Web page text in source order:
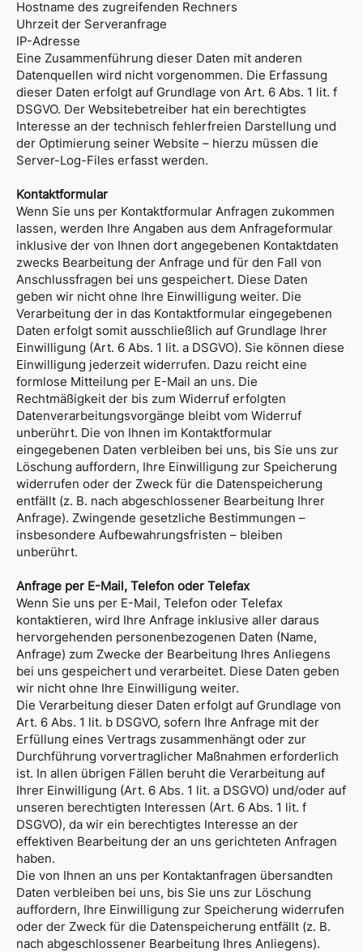
Hostname des zugreifenden Rechners
Uhrzeit der Serveranfrage
IP-Adresse
Eine Zusammenführung dieser Daten mit anderen
Datenquellen wird nicht vorgenommen. Die Erfassung
dieser Daten erfolgt auf Grundlage von Art. 6 Abs. 1 lit. f
DSGVO. Der Websitebetreiber hat ein berechtigtes
Interesse an der technisch fehlerfreien Darstellung und
der Optimierung seiner Website – hierzu müssen die
Server-Log-Files erfasst werden.
Kontaktformular
Wenn Sie uns per Kontaktformular Anfragen zukommen
lassen, werden Ihre Angaben aus dem Anfrageformular
inklusive der von Ihnen dort angegebenen Kontaktdaten
zwecks Bearbeitung der Anfrage und für den Fall von
Anschlussfragen bei uns gespeichert. Diese Daten
geben wir nicht ohne Ihre Einwilligung weiter. Die
Verarbeitung der in das Kontaktformular eingegebenen
Daten erfolgt somit ausschließlich auf Grundlage Ihrer
Einwilligung (Art. 6 Abs. 1 lit. a DSGVO). Sie können diese
Einwilligung jederzeit widerrufen. Dazu reicht eine
formlose Mitteilung per E-Mail an uns. Die
Rechtmäßigkeit der bis zum Widerruf erfolgten
Datenverarbeitungsvorgänge bleibt vom Widerruf
unberührt. Die von Ihnen im Kontaktformular
eingegebenen Daten verbleiben bei uns, bis Sie uns zur
Löschung auffordern, Ihre Einwilligung zur Speicherung
widerrufen oder der Zweck für die Datenspeicherung
entfällt (z. B. nach abgeschlossener Bearbeitung Ihrer
Anfrage). Zwingende gesetzliche Bestimmungen –
insbesondere Aufbewahrungsfristen – bleiben
unberührt.
Anfrage per E-Mail, Telefon oder Telefax
Wenn Sie uns per E-Mail, Telefon oder Telefax
kontaktieren, wird Ihre Anfrage inklusive aller daraus
hervorgehenden personenbezogenen Daten (Name,
Anfrage) zum Zwecke der Bearbeitung Ihres Anliegens
bei uns gespeichert und verarbeitet. Diese Daten geben
wir nicht ohne Ihre Einwilligung weiter.
Die Verarbeitung dieser Daten erfolgt auf Grundlage von
Art. 6 Abs. 1 lit. b DSGVO, sofern Ihre Anfrage mit der
Erfüllung eines Vertrags zusammenhängt oder zur
Durchführung vorvertraglicher Maßnahmen erforderlich
ist. In allen übrigen Fällen beruht die Verarbeitung auf
Ihrer Einwilligung (Art. 6 Abs. 1 lit. a DSGVO) und/oder auf
unseren berechtigten Interessen (Art. 6 Abs. 1 lit. f
DSGVO), da wir ein berechtigtes Interesse an der
effektiven Bearbeitung der an uns gerichteten Anfragen
haben.
Die von Ihnen an uns per Kontaktanfragen übersandten
Daten verbleiben bei uns, bis Sie uns zur Löschung
auffordern, Ihre Einwilligung zur Speicherung widerrufen
oder der Zweck für die Datenspeicherung entfällt (z. B.
nach abgeschlossener Bearbeitung Ihres Anliegens).